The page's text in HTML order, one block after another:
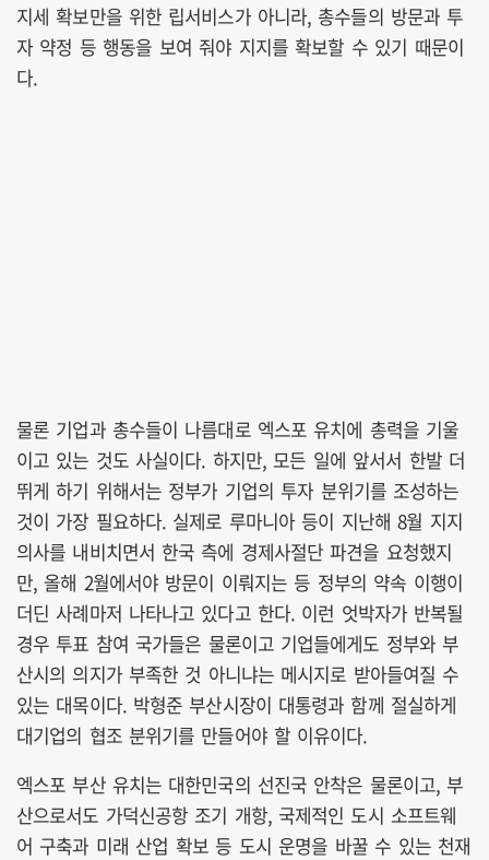
지세 확보만을 위한 립서비스가 아니라, 총수들의 방문과 투
자 약정 등 행동을 보여 줘야 지지를 확보할 수 있기 때문이
다.
물론 기업과 총수들이 나름대로 엑스포 유치에 총력을 기울
이고 있는 것도 사실이다. 하지만, 모든 일에 앞서서 한발 더
뛰게 하기 위해서는 정부가 기업의 투자 분위기를 조성하는
것이 가장 필요하다. 실제로 루마니아 등이 지난해 8월 지지
의사를 내비치면서 한국 측에 경제사절단 파견을 요청했지
만, 올해 2월에서야 방문이 이뤄지는 등 정부의 약속 이행이
더딘 사례마저 나타나고 있다고 한다. 이런 엇박자가 반복될
경우 투표 참여 국가들은 물론이고 기업들에게도 정부와 부
산시의 의지가 부족한 것 아니냐는 메시지로 받아들여질 수
있는 대목이다. 박형준 부산시장이 대통령과 함께 절실하게
대기업의 협조 분위기를 만들어야 할 이유이다.
엑스포 부산 유치는 대한민국의 선진국 안착은 물론이고, 부
산으로서도 가덕신공항 조기 개항, 국제적인 도시 소프트웨
어 구축과 미래 산업 확보 등 도시 운명을 바꿀 수 있는 천재